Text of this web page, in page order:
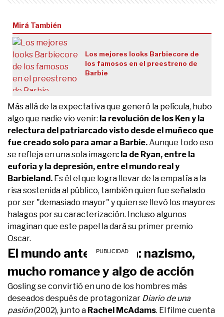
Mirá También
Los mejores looks Barbiecore de
los famosos en el preestreno de
Barbie
Más allá de la expectativa que generó la película, hubo
algo que nadie vio venir: la revolución de los Ken y la
relectura del patriarcado visto desde el muñeco que
fue creado solo para amar a Barbie.Aunque todo eso
se refleja en una sola imagen: la de Ryan, entre la
euforia y la depresión, entre el mundo real y
Barbieland. Es él el que logra llevar de la empatía a la
risa sostenida al público, también quien fue señalado
por ser "demasiado mayor" y quien se llevó los mayores
halagos por su caracterización. Incluso algunos
imaginan que este papel la dará su primer premio
Oscar.
El mundo antes de Ken: nazismo,
mucho romance y algo de acción
Gosling se convirtió en uno de los hombres más
deseados después de protagonizar Diario de una
pasión(2002), junto a Rachel McAdams. El filme cuenta